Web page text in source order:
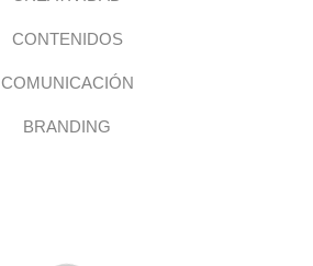
CONTENIDOS
COMUNICACIÓN
BRANDING